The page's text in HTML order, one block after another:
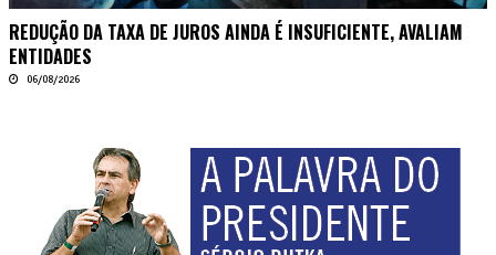
REDUÇÃO DA TAXA DE JUROS AINDA É INSUFICIENTE, AVALIAM
ENTIDADES
06/08/2026